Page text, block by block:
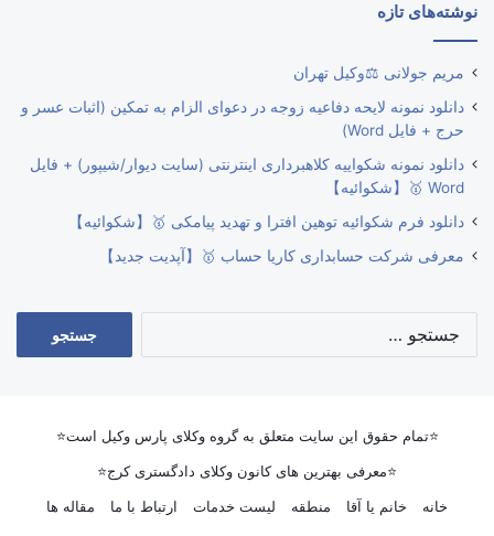
نوشته‌های تازه
مریم جولانی ⚖️وکیل تهران
دانلود نمونه لایحه دفاعیه زوجه در دعوای الزام به تمکین (اثبات عسر و
حرج + فایل Word)
دانلود نمونه شکواییه کلاهبرداری اینترنتی (سایت دیوار/شیپور) + فایل
Word 🥇【شکوائیه】
دانلود فرم شکوائیه توهین افترا و تهدید پیامکی 🥇【شکوائیه】
معرفی شرکت حسابداری کاریا حساب 🥇【آپدیت جدید】
⭐تمام حقوق این سایت متعلق به گروه وکلای پارس وکیل است⭐
⭐معرفی بهترین های کانون وکلای دادگستری کرج⭐
خانه
خانم یا آقا منطقه لیست خدمات ارتباط با ما
مقاله ها